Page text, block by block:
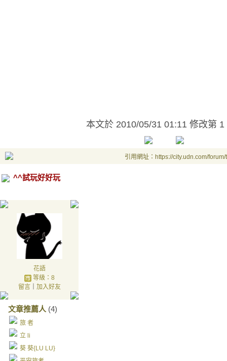
本文於 2010/05/31 01:11 修改第 1
引用網址：https://city.udn.com/
^^試玩好好玩
花語
等級：8
留言｜ 加入好友
文章推薦人 (4)
旅 者
立 li
葵 葵{LU LU}